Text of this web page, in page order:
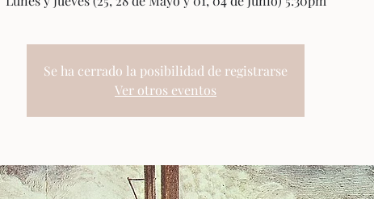
Se ha cerrado la posibilidad de registrarse
Ver otros eventos